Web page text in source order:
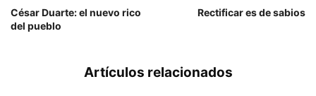
César Duarte: el nuevo rico
del pueblo
Rectificar es de sabios
Artículos relacionados